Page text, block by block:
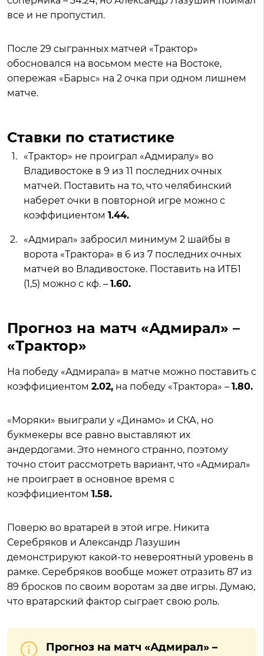
все и не пропустил.
После 29 сыгранных матчей «Трактор»
обосновался на восьмом месте на Востоке,
опережая «Барыс» на 2 очка при одном лишнем
матче.
Ставки по статистике
«Трактор» не проиграл «Адмиралу» во
Владивостоке в 9 из 11 последних очных
матчей. Поставить на то, что челябинский
наберет очки в повторной игре можно с
коэффициентом 1.44.
«Адмирал» забросил минимум 2 шайбы в
ворота «Трактора» в 6 из 7 последних очных
матчей во Владивостоке. Поставить на ИТБ1
(1,5) можно с кф. – 1.60.
Прогноз на матч «Адмирал» –
«Трактор»
На победу «Адмирала» в матче можно поставить с
коэффициентом 2.02, на победу «Трактора» – 1.80.
«Моряки» выиграли у «Динамо» и СКА, но
букмекеры все равно выставляют их
андердогами. Это немного странно, поэтому
точно стоит рассмотреть вариант, что «Адмирал»
не проиграет в основное время с
коэффициентом 1.58.
Поверю во вратарей в этой игре. Никита
Серебряков и Александр Лазушин
демонстрируют какой-то невероятный уровень в
рамке. Серебряков вообще может отразить 87 из
89 бросков по своим воротам за две игры. Думаю,
что вратарский фактор сыграет свою роль.
Прогноз на матч «Адмирал» –